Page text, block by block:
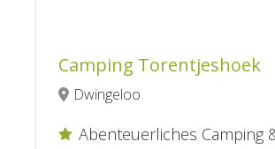
Camping Torentjeshoek
Dwingeloo
 Abenteuerliches Camping